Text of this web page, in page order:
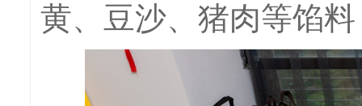
黄、豆沙、猪肉等馅